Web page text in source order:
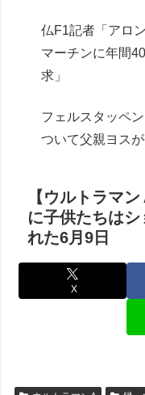
仏F1記者「アロ
マーチンに年間
求」
フェルスタッペ
ついて父親ヨス
【ウルトラマ
に子供たちは
れた6月9日
X